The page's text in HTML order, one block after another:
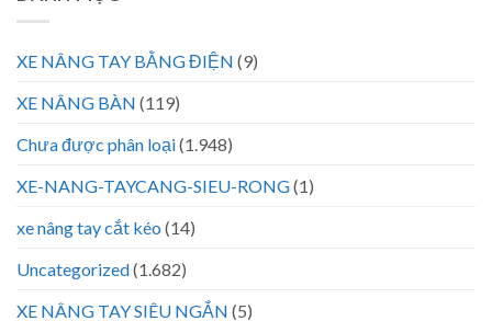
XE NÂNG TAY BẰNG ĐIỆN (9)
XE NÂNG BÀN (119)
Chưa được phân loại(1.948)
XE-NANG-TAYCANG-SIEU-RONG(1)
xe nâng tay cắt kéo (14)
Uncategorized(1.682)
XE NÂNG TAY SIÊU NGẮN (5)